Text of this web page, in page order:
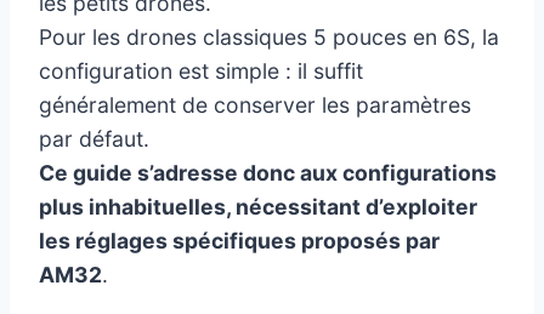
Pour les drones classiques 5 pouces en 6S, la
configuration est simple : il suffit
généralement de conserver les paramètres
par défaut.
Ce guide s’adresse donc aux configurations
plus inhabituelles, nécessitant d’exploiter
les réglages spécifiques proposés par
AM32.